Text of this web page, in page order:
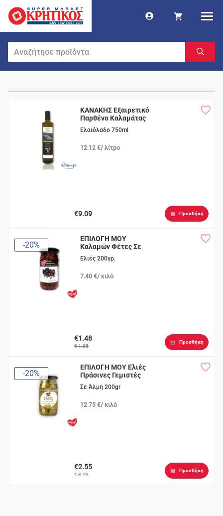
ΚΑΝΑΚΗΣ Εξαιρετικό
Παρθένο Καλαμάτας
Ελαιόλαδο 750ml
12.12 €/ λίτρο
€9.09 Προσθήκη
-20%
ΕΠΙΛΟΓΗ ΜΟΥ
Καλαμών Φέτες Σε
Άλμη
Ελιές 200γρ.
7.40 €/ κιλό
€1.48
€ 1.85
Προσθήκη
-20%
ΕΠΙΛΟΓΗ ΜΟΥ Ελιές
Πράσινες Γεμιστές
Σε Άλμη 200gr
12.75 €/ κιλό
€2.55
€ 3.19
Προσθήκη